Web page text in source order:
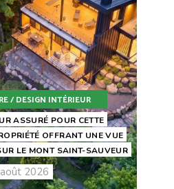
/ DESIGN INTÉRIEUR
ASSURÉ POUR CETTE
OFFRANT UNE VUE
LE MONT SAINT-SAUVEUR
2026